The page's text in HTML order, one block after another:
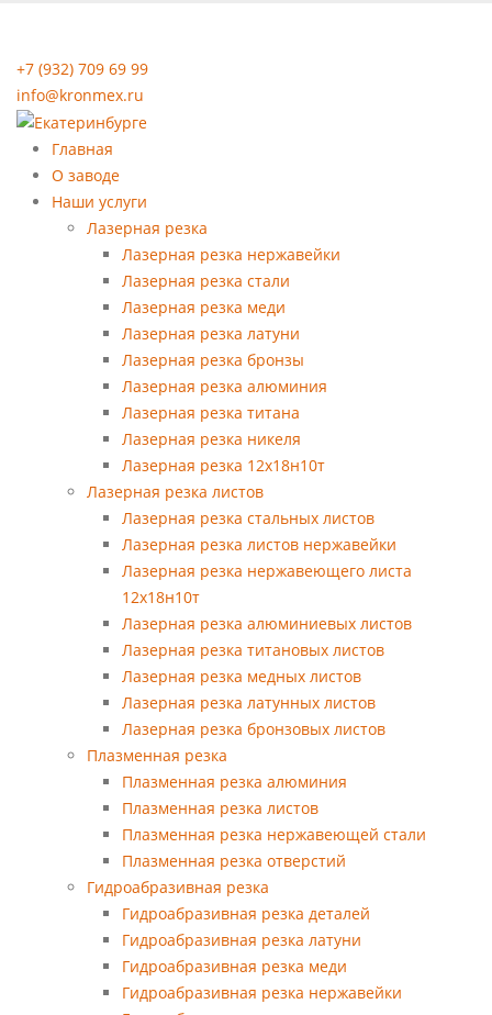
+7 (932) 709 69 99
info@kronmex.ru
Главная
О заводе
Наши услуги
Лазерная резка
Лазерная резка нержавейки
Лазерная резка стали
Лазерная резка меди
Лазерная резка латуни
Лазерная резка бронзы
Лазерная резка алюминия
Лазерная резка титана
Лазерная резка никеля
Лазерная резка 12х18н10т
Лазерная резка листов
Лазерная резка стальных листов
Лазерная резка листов нержавейки
Лазерная резка нержавеющего листа
12х18н10т
Лазерная резка алюминиевых листов
Лазерная резка титановых листов
Лазерная резка медных листов
Лазерная резка латунных листов
Лазерная резка бронзовых листов
Плазменная резка
Плазменная резка алюминия
Плазменная резка листов
Плазменная резка нержавеющей стали
Плазменная резка отверстий
Гидроабразивная резка
Гидроабразивная резка деталей
Гидроабразивная резка латуни
Гидроабразивная резка меди
Гидроабразивная резка нержавейки